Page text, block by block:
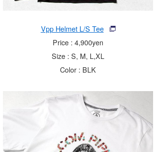
Vpp Helmet L/S Tee
Price : 4,900yen
Size : S, M, L,XL
Color : BLK